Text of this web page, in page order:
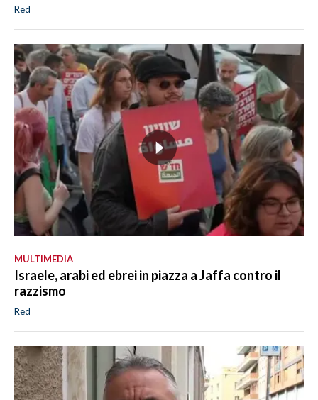
Red
MULTIMEDIA
Israele, arabi ed ebrei in piazza a Jaffa contro il
razzismo
Red